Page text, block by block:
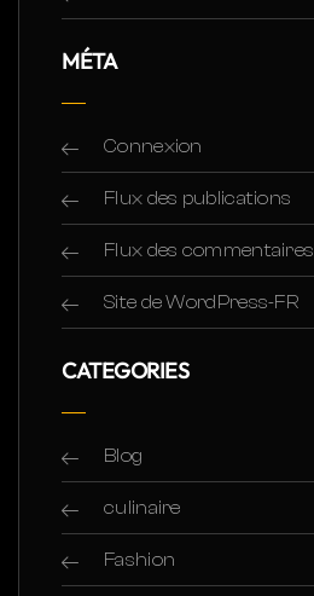
MÉTA
Connexion
Flux des publications
Flux des commentaires
Site de WordPress-FR
CATEGORIES
Blog
culinaire
Fashion